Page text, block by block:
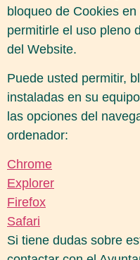
bloqueo de Cookies
permitirle el uso pleno
del Website.
Puede usted permitir,
instaladas en su
las opciones del
ordenador:
Chrome
Explorer
Firefox
Safari
Si tiene dudas sobre